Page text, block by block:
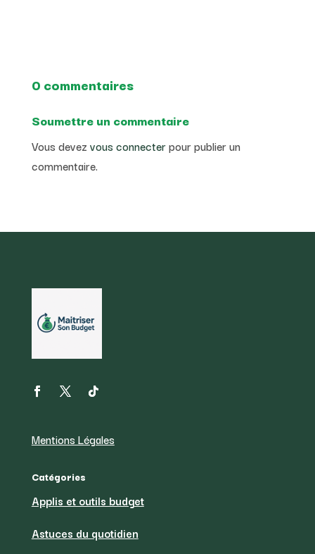
0 commentaires
Soumettre un commentaire
Vous devez vous connecterpour publier un
commentaire.
Mentions Légales
Catégories
Applis et outils budget
Astuces du quotidien